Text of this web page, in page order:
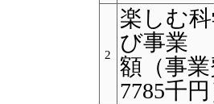
2
楽しむ
び事業
額（事業
7785千円